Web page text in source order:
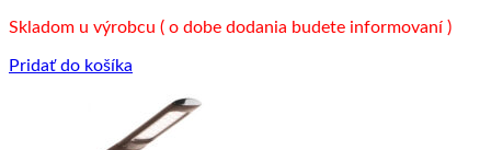
Skladom u výrobcu ( o dobe dodania budete informovaní )
Pridať do košíka